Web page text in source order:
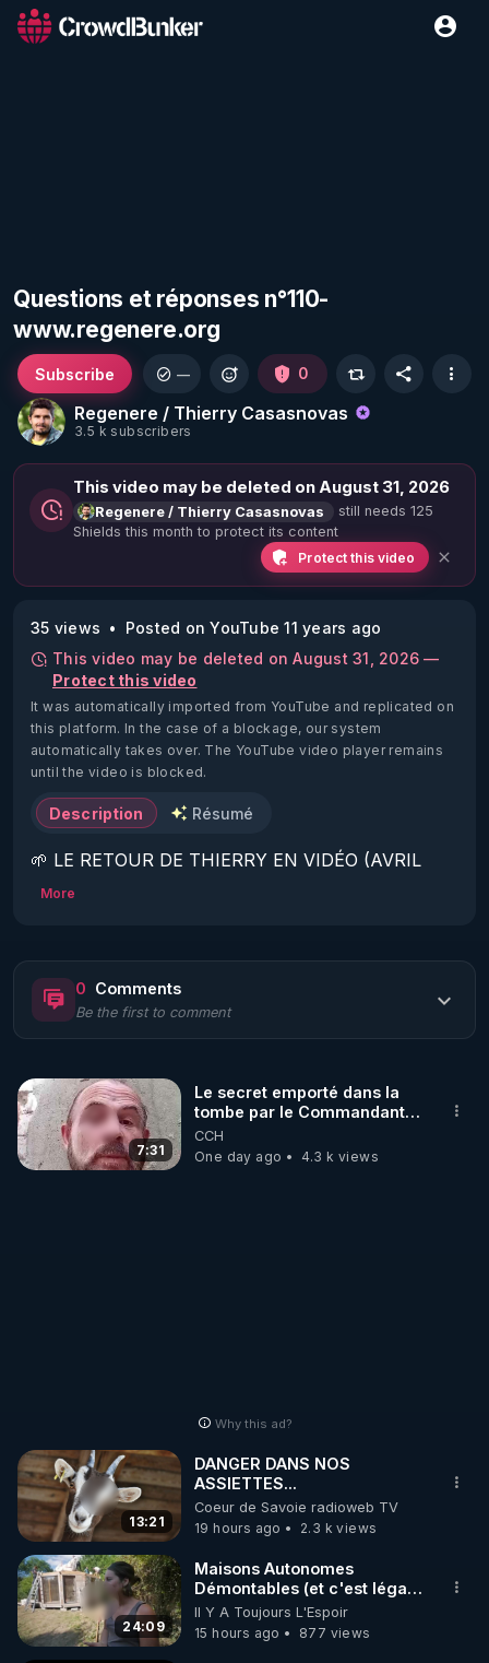
Questions et réponses n°110-
www.regenere.org
Regenere / Thierry Casasnovas
3.5 k subscribers
Subscribe — 0
This video may be deleted on August 31, 2026
Regenere / Thierry Casasnovas
still needs 125
Shields this month to protect its content
Protect this video
35 views
Posted on YouTube 11 years ago
This video may be deleted on August 31, 2026 —
Protect this video
It was automatically imported from YouTube and replicated on
this platform. In the case of a blockage, our system
automatically takes over. The YouTube video player remains
until the video is blocked.
Description Résumé
🌱 LE RETOUR DE THIERRY EN VIDÉO (AVRIL
2022)!
https://www.rgnr.fr/presentation.html
🌱 LE MAGAZINE RÉGÉNÈRE
🌱 LA BOUTIQUE DU MAGAZINE
Pour obtenir les anciens numéros que vous avez
🌱 INSTAGRAM
https://www.instagram.com/rdlr_thierrycasasnovas/
http://rgnr.li/instagram
🌱 LA NEWSLETTER
Pour ne pas rater l’actualité RGNR (stages,
More
0 Comments
Be the first to comment
7:31
Le secret emporté dans la
tombe par le Commandant
Cousteau le 25 juin 1997
CCH
One day ago
4.3 k views
Why this ad?
13:21
DANGER DANS NOS
ASSIETTES...
Coeur de Savoie radioweb TV
19 hours ago
2.3 k views
24:09
Maisons Autonomes
Démontables (et c'est légal).
Visite éco village en
Bretagne
Il Y A Toujours L'Espoir
15 hours ago
877 views